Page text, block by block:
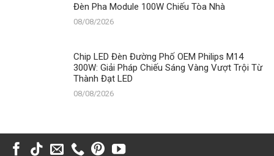
Đèn Pha Module 100W Chiếu Tòa Nhà
08/08/2026
Chip LED Đèn Đường Phố OEM Philips M14
300W: Giải Pháp Chiếu Sáng Vàng Vượt Trội Từ
Thành Đạt LED
08/08/2026